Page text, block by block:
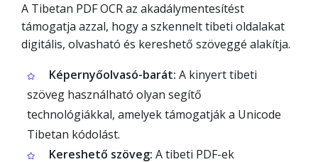
A Tibetan PDF OCR az akadálymentesítést
támogatja azzal, hogy a szkennelt tibeti oldalakat
digitális, olvasható és kereshető szöveggé alakítja.
Képernyőolvasó-barát: A kinyert tibeti
szöveg használható olyan segítő
technológiákkal, amelyek támogatják a Unicode
Tibetan kódolást.
Kereshető szöveg: A tibeti PDF-ek